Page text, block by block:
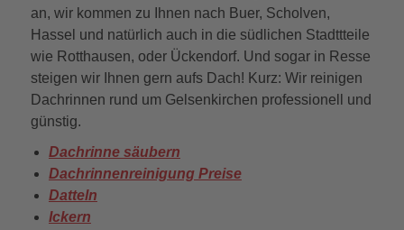
an, wir kommen zu Ihnen nach Buer, Scholven,
Hassel und natürlich auch in die südlichen Stadttteile
wie Rotthausen, oder Ückendorf. Und sogar in Resse
steigen wir Ihnen gern aufs Dach! Kurz: Wir reinigen
Dachrinnen rund um Gelsenkirchen professionell und
günstig.
Dachrinne säubern
Dachrinnenreinigung Preise
Datteln
Ickern